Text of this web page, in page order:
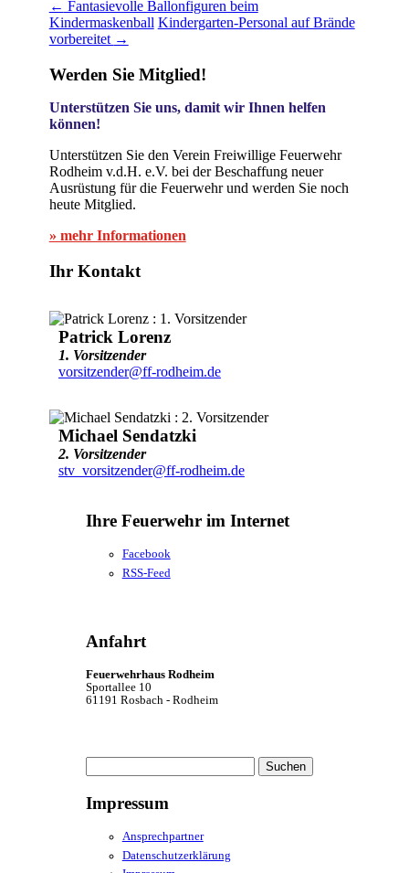
← Fantasievolle Ballonfiguren beim
Kindermaskenball Kindergarten-Personal auf Brände
vorbereitet →
Werden Sie Mitglied!
Unterstützen Sie uns, damit wir Ihnen helfen
können!
Unterstützen Sie den Verein Freiwillige Feuerwehr
Rodheim v.d.H. e.V. bei der Beschaffung neuer
Ausrüstung für die Feuerwehr und werden Sie noch
heute Mitglied.
» mehr Informationen
Ihr Kontakt
Patrick Lorenz
1. Vorsitzender
vorsitzender@ff-rodheim.de
Michael Sendatzki
2. Vorsitzender
stv_vorsitzender@ff-rodheim.de
Ihre Feuerwehr im Internet
Facebook
RSS-Feed
Anfahrt
Feuerwehrhaus Rodheim
Sportallee 10
61191 Rosbach - Rodheim
nach:
Impressum
Ansprechpartner
Datenschutzerklärung